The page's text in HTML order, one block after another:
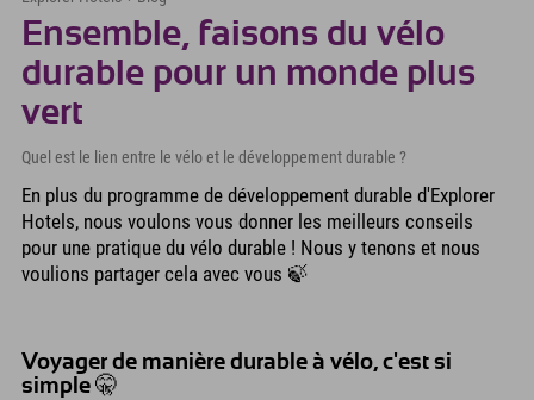
Ensemble, faisons du vélo
durable pour un monde plus
vert
Quel est le lien entre le vélo et le développement durable ?
En plus du programme de développement durable d'Explorer
Hotels, nous voulons vous donner les meilleurs conseils
pour une pratique du vélo durable ! Nous y tenons et nous
voulions partager cela avec vous 🍃
Voyager de manière durable à vélo, c'est si
simple 🤫